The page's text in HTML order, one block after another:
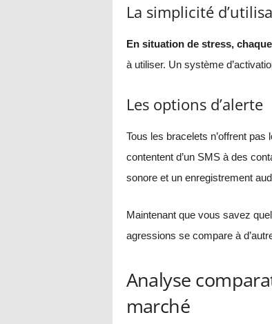
La simplicité
En situation de stress,
à utiliser. Un système
Les options d’alerte
Tous les bracelets n’offrent
contentent d’un SMS à des
sonore et un enregistrement
Maintenant que vous savez
agressions se compare à
Analyse
marché